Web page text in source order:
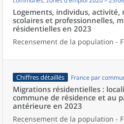
Logements, individus, activité,
scolaires et professionnelles,
résidentielles en 2023
Recensement de la population -
Chiffres détaillés France par
Migrations résidentielles :
commune de résidence et au
antérieure en 2023
Recensement de la population -